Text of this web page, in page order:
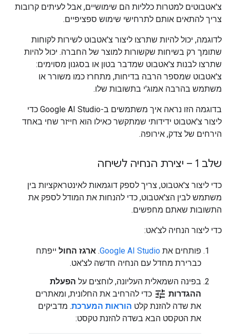
צ'אטבוטים למטרות כלליות הם שימושיים, אבל לעיתים קרובות
צריך להתאים אותם לתרחישי שימוש ספציפיים.
לדוגמה, יכול להיות שתרצו ליצור צ'אטבוט לשירות לקוחות
שתומך רק בשיחות שקשורות למוצר של החברה. יכול להיות
שתרצו לבנות צ'אטבוט שמדבר בטון או בסגנון מסוימים:
צ'אטבוט שמספר הרבה בדיחות, מתחרז כמו משורר או
משתמש בהרבה אמוג'י בתשובות שלו.
בדוגמה הזו נראה איך משתמשים ב-Google AI Studio כדי
ליצור צ'אטבוט ידידותי שמתקשר כאילו הוא חייזר שחי באחד
הירחים של צדק, אירופה.
שלב 1 – יצירת הנחיה לשיחה
כדי ליצור צ'אטבוט, צריך לספק דוגמאות לאינטראקציות בין
משתמש לבין הצ'אטבוט, כדי להנחות את המודל לספק את
התשובות שאתם מחפשים.
כדי ליצור הנחיה לצ'אט:
פותחים את Google AI Studio
. ארגז החול ייפתח
כברירת מחדל עם הנחיה חדשה לצ'אט.
בפינה השמאלית העליונה, לוחצים על הפעלת
ההגדרות tune כדי להרחיב את החלונית, ומאתרים
את שדה להזנת קלט הוראות המערכת. מדביקים
את הטקסט הבא בשדה להזנת טקסט: